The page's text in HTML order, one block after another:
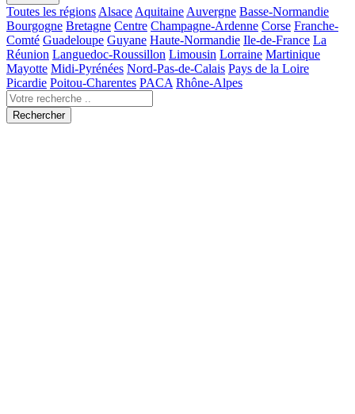
Toutes les régions Alsace Aquitaine Auvergne Basse-Normandie
Bourgogne Bretagne Centre Champagne-Ardenne Corse Franche-
Comté Guadeloupe Guyane Haute-Normandie Ile-de-France La
Réunion Languedoc-Roussillon Limousin Lorraine Martinique
Mayotte Midi-Pyrénées Nord-Pas-de-Calais Pays de la Loire
Picardie Poitou-Charentes PACA Rhône-Alpes
Rechercher